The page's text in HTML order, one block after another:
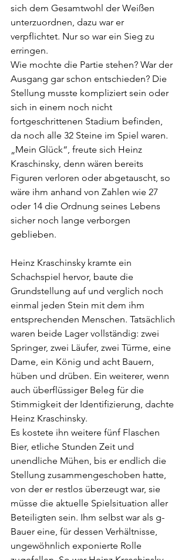
sich dem Gesamtwohl der Weißen
unterzuordnen, dazu war er
verpflichtet. Nur so war ein Sieg zu
erringen.
Wie mochte die Partie stehen? War der
Ausgang gar schon entschieden? Die
Stellung musste kompliziert sein oder
sich in einem noch nicht
fortgeschrittenen Stadium befinden,
da noch alle 32 Steine im Spiel waren.
„Mein Glück“, freute sich Heinz
Kraschinsky, denn wären bereits
Figuren verloren oder abgetauscht, so
wäre ihm anhand von Zahlen wie 27
oder 14 die Ordnung seines Lebens
sicher noch lange verborgen
geblieben.
Heinz Kraschinsky kramte ein
Schachspiel hervor, baute die
Grundstellung auf und verglich noch
einmal jeden Stein mit dem ihm
entsprechenden Menschen. Tatsächlich
waren beide Lager vollständig: zwei
Springer, zwei Läufer, zwei Türme, eine
Dame, ein König und acht Bauern,
hüben und drüben. Ein weiterer, wenn
auch überflüssiger Beleg für die
Stimmigkeit der Identifizierung, dachte
Heinz Kraschinsky.
Es kostete ihn weitere fünf Flaschen
Bier, etliche Stunden Zeit und
unendliche Mühen, bis er endlich die
Stellung zusammengeschoben hatte,
von der er restlos überzeugt war, sie
müsse die aktuelle Spielsituation aller
Beteiligten sein. Ihm selbst war als g-
Bauer eine, für dessen Verhältnisse,
ungewöhnlich exponierte Rolle